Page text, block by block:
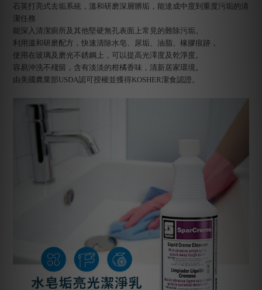
石英打亮式去垢系統，溫和研磨深層髒垢，能達成中度到重度污垢的清
潔任務
能深入清潔廁所及其他堅硬無孔表面上常見的難除污垢。
利用溫和研磨配方，快速清除水皂、尿垢、油脂、橡膠痕跡，
使用在玻璃及磨光不銹鋼上，可以提高光澤度及乾淨度。
容易沖洗不殘留，含有淡淡的柑橘香味，清新居家環境。
由美國農業部USDA認可授權並獲得KOSHER潔食認證。